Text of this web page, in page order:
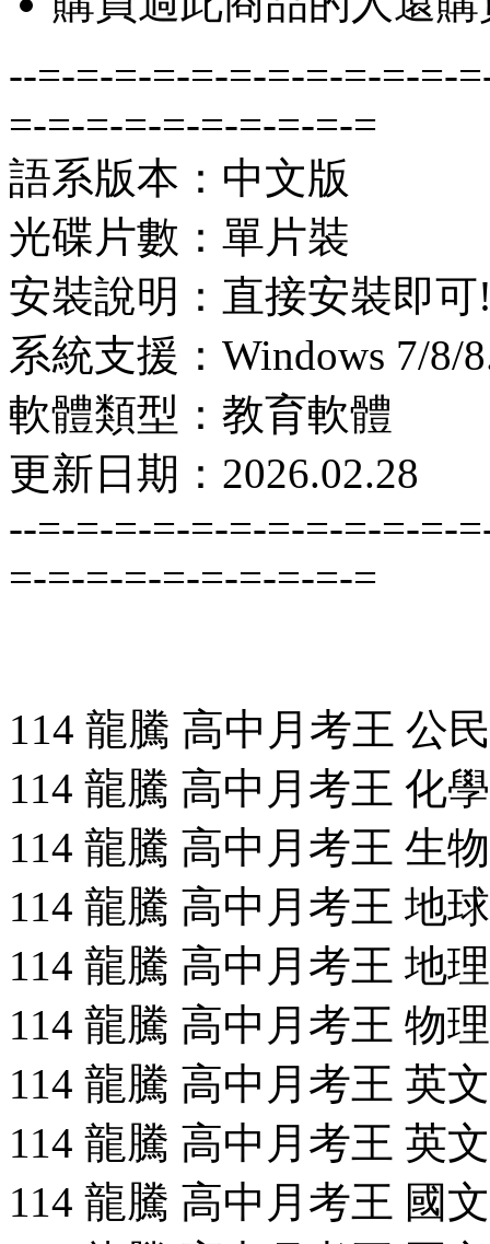
--=-=-=-=-=-=-=-=-=-=-=-
=-=-=-=-=-=-=-=-=-=
語系版本：中文版
光碟片數：單片裝
安裝說明：直接安裝即可
系統支援：Windows 7/8/
軟體類型：教育軟體
更新日期：2026.02.28
--=-=-=-=-=-=-=-=-=-=-=-
=-=-=-=-=-=-=-=-=-=
114 龍騰 高中月考王 公
114 龍騰 高中月考王 化
114 龍騰 高中月考王 生
114 龍騰 高中月考王 地
114 龍騰 高中月考王 地
114 龍騰 高中月考王 物
114 龍騰 高中月考王 英
114 龍騰 高中月考王 英
114 龍騰 高中月考王 國